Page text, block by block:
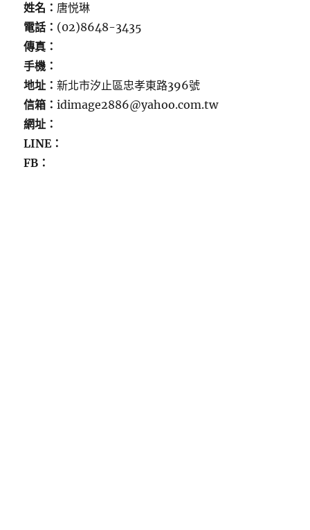
姓名： 唐悦琳
電話： (02)8648-3435
傳真：
手機：
地址：新北市汐止區忠孝東路396號
信箱：idimage2886@yahoo.com.tw
網址：
LINE：
FB：